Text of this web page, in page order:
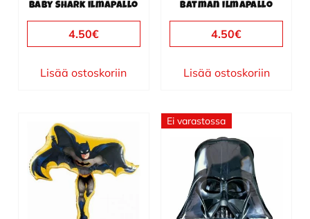
Baby Shark ilmapallo
4.50€
Lisää ostoskoriin
Batman ilmapallo
4.50€
Lisää ostoskoriin
Ei varastossa